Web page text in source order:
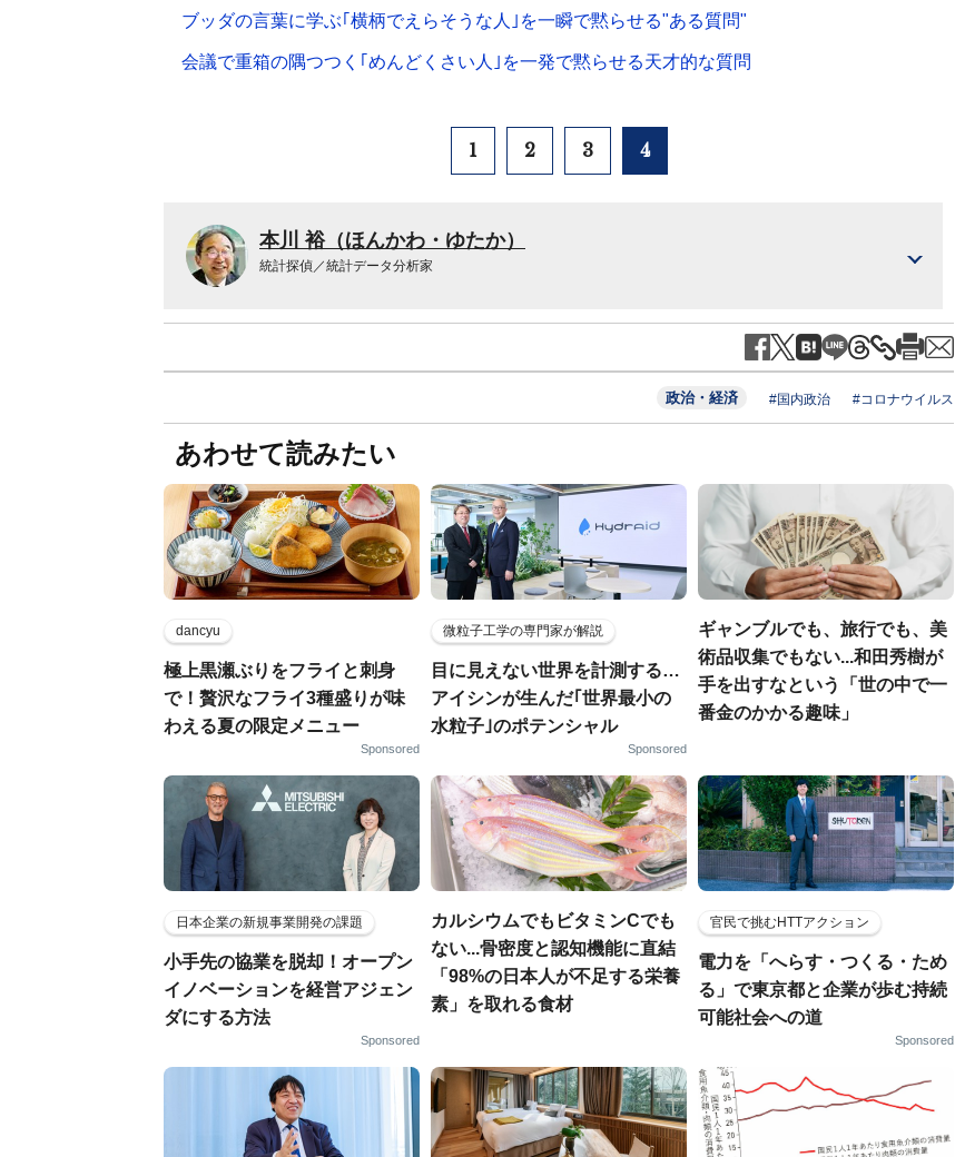
ブッダの言葉に学ぶ｢横柄でえらそうな人｣を一瞬で黙らせる"ある質問"
会議で重箱の隅つつく｢めんどくさい人｣を一発で黙らせる天才的な質問
1 2 3 4
本川 裕（ほんかわ・ゆたか）
統計探偵／統計データ分析家
政治・経済 #国内政治 #コロナウイルス
あわせて読みたい
dancyu
極上黒瀬ぶりをフライと刺身
で！贅沢なフライ3種盛りが味
わえる夏の限定メニュー
Sponsored
微粒子工学の専門家が解説
目に見えない世界を計測する…
アイシンが生んだ｢世界最小の
水粒子｣のポテンシャル
Sponsored
ギャンブルでも、旅行でも、美
術品収集でもない...和田秀樹が
手を出すなという「世の中で一
番金のかかる趣味」
日本企業の新規事業開発の課題
小手先の協業を脱却！オープン
イノベーションを経営アジェン
ダにする方法
Sponsored
カルシウムでもビタミンCでも
ない...骨密度と認知機能に直結
「98%の日本人が不足する栄養
素」を取れる食材
官民で挑むHTTアクション
電力を「へらす・つくる・ため
る」で東京都と企業が歩む持続
可能社会への道
Sponsored